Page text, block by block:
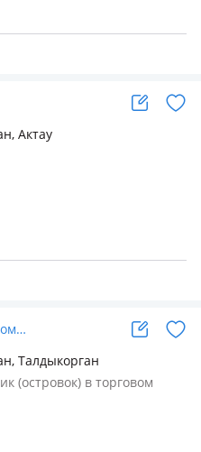
Актау
Талдыкорган
(островок) в торговом